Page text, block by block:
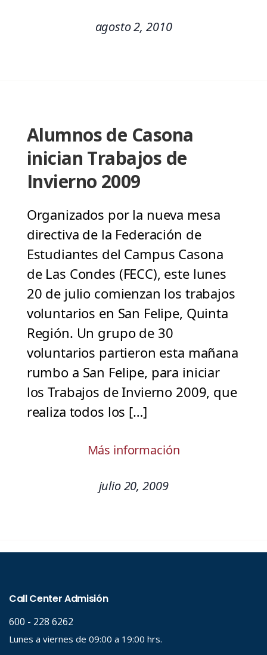
agosto 2, 2010
Alumnos de Casona
inician Trabajos de
Invierno 2009
Organizados por la nueva mesa
directiva de la Federación de
Estudiantes del Campus Casona
de Las Condes (FECC), este lunes
20 de julio comienzan los trabajos
voluntarios en San Felipe, Quinta
Región. Un grupo de 30
voluntarios partieron esta mañana
rumbo a San Felipe, para iniciar
los Trabajos de Invierno 2009, que
realiza todos los […]
Más información
julio 20, 2009